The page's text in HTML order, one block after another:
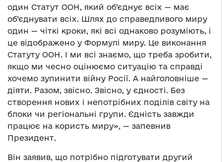
один Статут ООН, який об’єднує всіх — має
об’єднувати всіх. Шлях до справедливого миру
один — чіткі кроки, які всі однаково розуміють, і
це відображено у Формулі миру. Це виконання
Статуту ООН. І ми всі знаємо, що треба зробити,
якщо ми чесно оцінюємо ситуацію та справді
хочемо зупинити війну Росії. А найголовніше —
діяти. Разом, звісно. Звісно, у єдності. Без
створення нових і непотрібних поділів світу на
блоки чи регіональні групи. Єдність завжди
працює на користь миру», — запевнив
Президент.
Він заявив, що потрібно підготувати другий